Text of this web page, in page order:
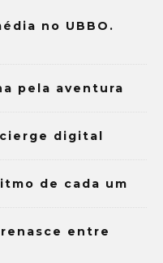
no UBBO.
pela aventura
digital
de cada um
entre